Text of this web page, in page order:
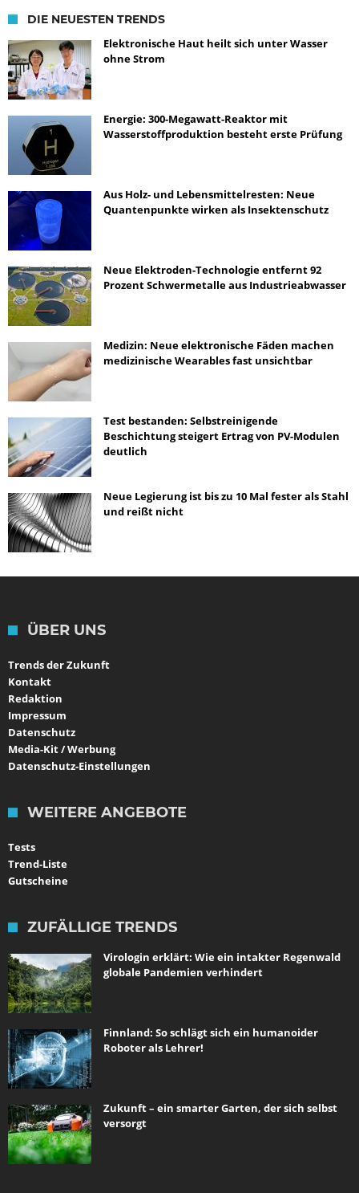
DIE NEUESTEN TRENDS
Elektronische Haut heilt sich unter Wasser
ohne Strom
Energie: 300-Megawatt-Reaktor mit
Wasserstoffproduktion besteht erste Prüfung
Aus Holz- und Lebensmittelresten: Neue
Quantenpunkte wirken als Insektenschutz
Neue Elektroden-Technologie entfernt 92
Prozent Schwermetalle aus Industrieabwasser
Medizin: Neue elektronische Fäden machen
medizinische Wearables fast unsichtbar
Test bestanden: Selbstreinigende
Beschichtung steigert Ertrag von PV-Modulen
deutlich
Neue Legierung ist bis zu 10 Mal fester als Stahl
und reißt nicht
ÜBER UNS
Trends der Zukunft
Kontakt
Redaktion
Impressum
Datenschutz
Media-Kit / Werbung
Datenschutz-Einstellungen
WEITERE ANGEBOTE
Tests
Trend-Liste
Gutscheine
ZUFÄLLIGE TRENDS
Virologin erklärt: Wie ein intakter Regenwald
globale Pandemien verhindert
Finnland: So schlägt sich ein humanoider
Roboter als Lehrer!
Zukunft – ein smarter Garten, der sich selbst
versorgt